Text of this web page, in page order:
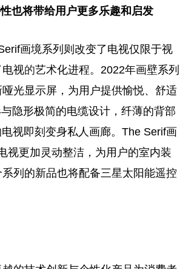
性也将带给用户更多乐趣和启发
画境系列则改变了电视仅限于视
电视的艺术化进程。2022年画壁系列
哑光显示屏，为用户提供愉悦、舒适
隐形极简的电缆设计，纤薄的背部
视即刻变身私人画廊。The Serif画
视更加灵动整洁，为用户的室内装
列的新品也将配备三星太阳能遥控